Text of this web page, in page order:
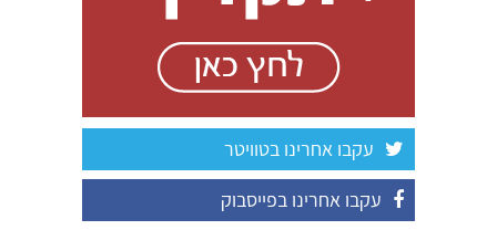
עקבו אחרינו בטוויטר
עקבו אחרינו בפייסבוק